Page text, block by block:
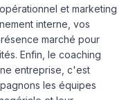
et marketing
interne, vos
marché pour
Enfin, le coaching
entreprise, c'est
les équipes